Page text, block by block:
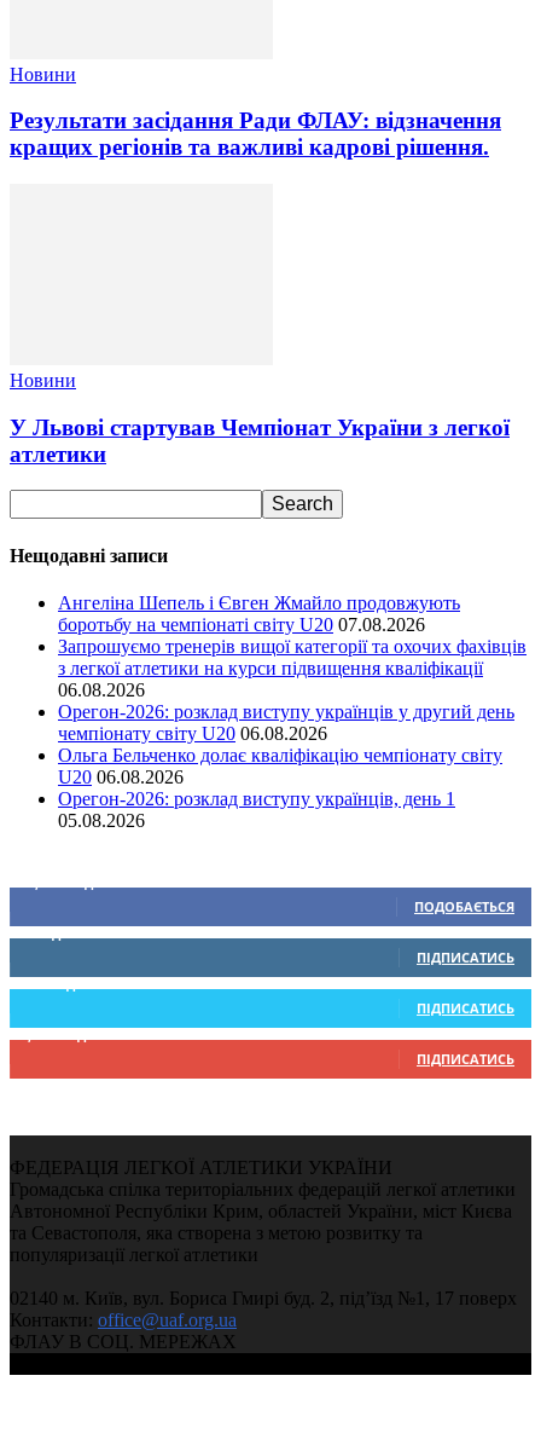
Новини
Результати засідання Ради ФЛАУ: відзначення
кращих регіонів та важливі кадрові рішення.
Новини
У Львові стартував Чемпіонат України з легкої
атлетики
Нещодавні записи
Ангеліна Шепель і Євген Жмайло продовжують
боротьбу на чемпіонаті світу U20 07.08.2026
Запрошуємо тренерів вищої категорії та охочих фахівців
з легкої атлетики на курси підвищення кваліфікації
06.08.2026
Орегон-2026: розклад виступу українців у другий день
чемпіонату світу U20 06.08.2026
Ольга Бельченко долає кваліфікацію чемпіонату світу
U20 06.08.2026
Орегон-2026: розклад виступу українців, день 1
05.08.2026
ПОДОБАЄТЬСЯ
0 Підписників
ПІДПИСАТИСЬ
234 Підписників
ПІДПИСАТИСЬ
9,370 Підписників
ПІДПИСАТИСЬ
ФЕДЕРАЦІЯ ЛЕГКОЇ АТЛЕТИКИ УКРАЇНИ
Громадська спілка територіальних федерацій легкої атлетики
Автономної Республіки Крим, областей України, міст Києва
та Севастополя, яка створена з метою розвитку та
популяризації легкої атлетики
02140 м. Київ, вул. Бориса Гмирі буд. 2, під’їзд №1, 17 поверх
Контакти: office@uaf.org.ua
ФЛАУ В СОЦ. МЕРЕЖАХ